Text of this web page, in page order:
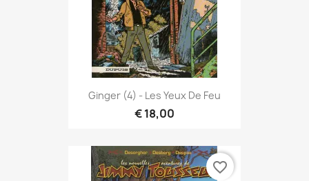
Ginger (4) - Les Yeux De Feu
€ 18,00
favorite_border